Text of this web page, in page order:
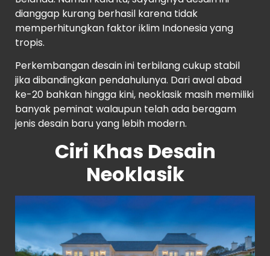
dianggap kurang berhasil karena tidak
memperhitungkan faktor iklim Indonesia yang
tropis.
Perkembangan desain ini terbilang cukup stabil
jika dibandingkan pendahulunya. Dari awal abad
ke-20 bahkan hingga kini, neoklasik masih memiliki
banyak peminat walaupun telah ada beragam
jenis desain baru yang lebih modern.
Ciri Khas Desain
Neoklasik